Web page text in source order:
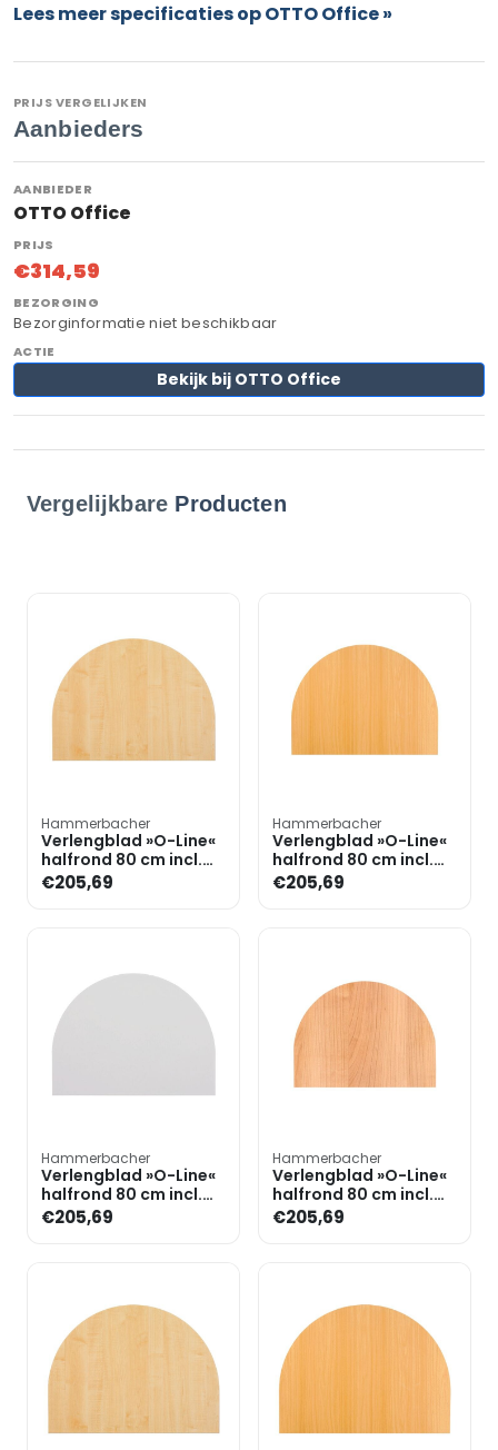
Lees meer specificaties op OTTO Office »
PRIJS VERGELIJKEN
Aanbieders
OTTO Office
€314,59
Bezorginformatie niet beschikbaar
Bekijk bij OTTO Office
Vergelijkbare Producten
Hammerbacher
Verlengblad »O-Line«
halfrond 80 cm incl.
steunpoot
€205,69
Hammerbacher
Verlengblad »O-Line«
halfrond 80 cm incl.
steunpoot
€205,69
Hammerbacher
Verlengblad »O-Line«
halfrond 80 cm incl.
steunpoot
€205,69
Hammerbacher
Verlengblad »O-Line«
halfrond 80 cm incl.
steunpoot
€205,69